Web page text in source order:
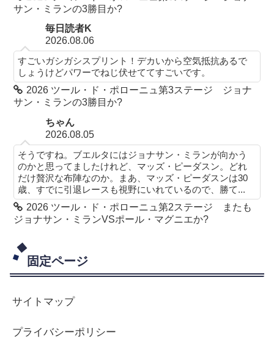
サン・ミランの3勝目か?
毎日読者K
2026.08.06
すごいガシガシスプリント！デカいから空気抵抗あるで
しょうけどパワーでねじ伏せててすごいです。
2026 ツール・ド・ポローニュ第3ステージ ジョナ
サン・ミランの3勝目か?
ちゃん
2026.08.05
そうですね。ブエルタにはジョナサン・ミランが向かう
のかと思ってましたけれど、マッズ・ピーダスン。どれ
だけ贅沢な布陣なのか。まあ、マッズ・ピーダスンは30
歳、すでに引退レースも視野にいれているので、勝て...
2026 ツール・ド・ポローニュ第2ステージ またも
ジョナサン・ミランVSポール・マグニエか?
固定ページ
サイトマップ
プライバシーポリシー